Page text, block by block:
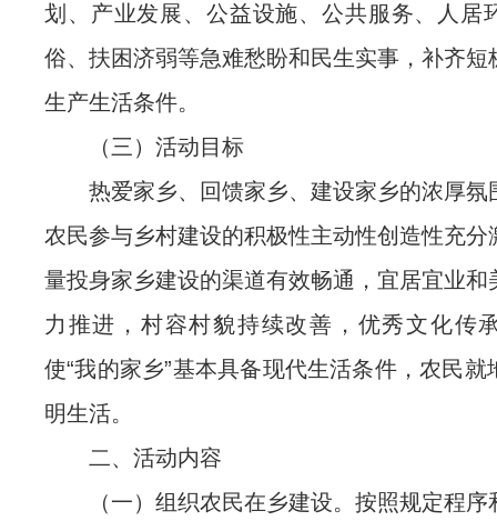
划、产业发展、公益设施、公共服务、人居
俗、扶困济弱等急难愁盼和民生实事，补齐短
生产生活条件。
（三）活动目标
热爱家乡、回馈家乡、建设家乡的浓厚氛
农民参与乡村建设的积极性主动性创造性充分
量投身家乡建设的渠道有效畅通，宜居宜业和
力推进，村容村貌持续改善，优秀文化传
使“我的家乡”基本具备现代生活条件，农民就
明生活。
二、活动内容
（一）组织农民在乡建设。按照规定程